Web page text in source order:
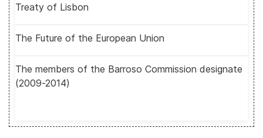
Treaty of Lisbon
The Future of the European Union
The members of the Barroso Commission designate
(2009-2014)